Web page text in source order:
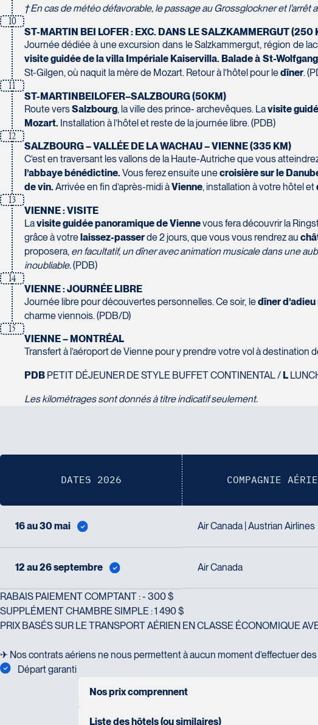
† En cas de météo défavorable, le passage au Grossglockner et
10
ST-MARTIN BEI LOFER : EXC. DANS LE SALZKAMMERGUT (250
Journée dédiée à une excursion dans le Salzkammergut, région de
visite guidée de la villa Impériale Kaiservilla. Balade à St-
St-Gilgen, où naquit la mère de Mozart. Retour à l’hôtel pour ledîner.
11
ST-MARTINBEILOFER–SALZBOURG (50KM)
Route versSalzbourg, la ville des prince- archevêques. Lavisite
Mozart. Installation à l’hôtel et reste de la journée libre. (PDB)
12
SALZBOURG – VALLÉE DE LA WACHAU – VIENNE (335 KM)
C’est en traversant les vallons de la Haute-Autriche que vous
l’abbaye bénédictine. Vous ferez ensuite unecroisière sur le
de vin. Arrivée en fin d’après-midi àVienne, installation à votre hôtel et
13
VIENNE : VISITE
Lavisite guidée panoramique de Viennevous fera découvrir la
grâce à votrelaissez-passerde 2 jours, que vous vous rendrez au
proposera, en facultatif, un dîner avec animation musicale dans une
inoubliable.(PDB)
14
VIENNE : JOURNÉE LIBRE
Journée libre pour découvertes personnelles. Ce soir, ledîner d’adieu
charme viennois. (PDB/D)
15
VIENNE – MONTRÉAL
Transfert à l’aéroport de Vienne pour y prendre votre vol à destination
PDBPETIT DÉJEUNER DE STYLE BUFFET CONTINENTAL / L
Les kilométrages sont donnés à titre indicatif seulement.
DATES 2026 COMPAGNIE
16 au 30 mai Air Canada | Austrian Airlines
12 au 26 septembre Air Canada
RABAIS PAIEMENT COMPTANT : - 300 $
SUPPLÉMENT CHAMBRE SIMPLE : 1 490 $
PRIX BASÉS SUR LE TRANSPORT AÉRIEN EN CLASSE ÉCONOMIQUE
✈ Nos contrats aériens ne nous permettent à aucun moment d’effectuer
Départ garanti
Nos prix comprennent
Liste des hôtels (ou similaires)
J2G 2V5
Voyages Jean-Pierre
2152 Boulevard Lapinière - Suite 104
Brossard
J4W 1L9
Voyages Tourbec Lapointe
1000 Boulevard Monseigneur Langlois - Local 150
Salaberry-de-Valleyfield
J6S 0J7
Tél :450-373-1475
Voyages Transat St-Bruno
117 Boulevard Les Promenades - Promenades St-Bruno
Saint-Bruno-de-Montarville
J3V 5K2
450-441-1220 / 1-833-487-9323
2700 Boulevard Laurier - Édifice Champlain, bureau 5000
G1V 4K5
Tél :418-653-1882 / 1-800-640-1882
Voyages Paradis
2500 rue Beaurevoir, local 340
G2C 0M4
Tél :418-659-6650
Voyages Plein Soleil
4100 Boulevard de l'Auvergne - Suite 108
Québec
G2C 1T8
Voyages Thomassin St-Hilaire
1100 Boulevard de La Chaudière #129
G1Y 0A1